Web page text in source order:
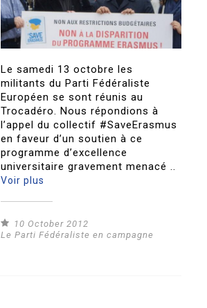
Le samedi 13 octobre les
militants du Parti Fédéraliste
Européen se sont réunis au
Trocadéro. Nous répondions à
l’appel du collectif #SaveErasmus
en faveur d’un soutien à ce
programme d’excellence
universitaire gravement menacé ..
Voir plus
10 October 2012
Le Parti Fédéraliste en campagne